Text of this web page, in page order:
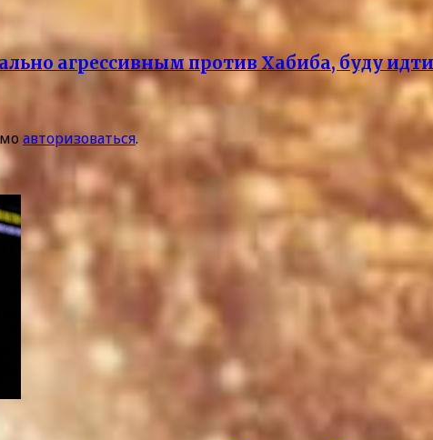
агрессивным против Хабиба, буду
авторизоваться.